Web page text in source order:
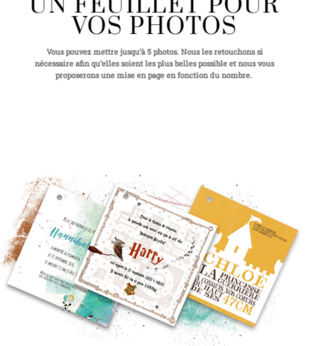
VOS PHOTOS
Vous pouvez mettre jusqu’à 5 photos. Nous les retouchons si
nécessaire afin qu’elles soient les plus belles possible et nous vous
proposerons une mise en page en fonction du nombre.